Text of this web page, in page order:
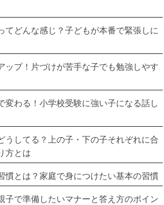
てどんな感じ？子どもが本番で緊張しに
ップ！片づけが苦手な子でも勉強しやす
変わる！小学校受験に強い子になる話し
うしてる？上の子・下の子それぞれに合
方とは
慣とは？家庭で身につけたい基本の習慣
子で準備したいマナーと答え方のポイン